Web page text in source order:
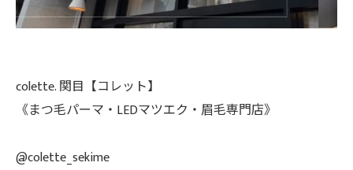
colette. 関目【コレット】
《まつ毛パーマ・LEDマツエク・眉毛専門店》
@colette_sekime